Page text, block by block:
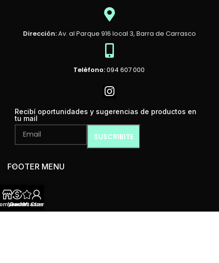
Dirección:Av. al Parque 916 local 3, Barra de Carrasco
Teléfono:094 607 000
Recibí oportunidades y sugerencias de productos en
tu mail
FOOTER MENU
Vender
Destacados
Mi Cuenta